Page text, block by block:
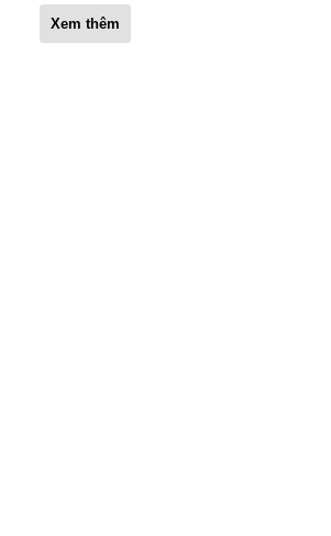
Xem thêm